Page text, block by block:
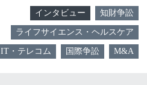
インタビュー 知財争訟
ライフサイエンス・ヘルスケア
IT・テレコム 国際争訟 M&A